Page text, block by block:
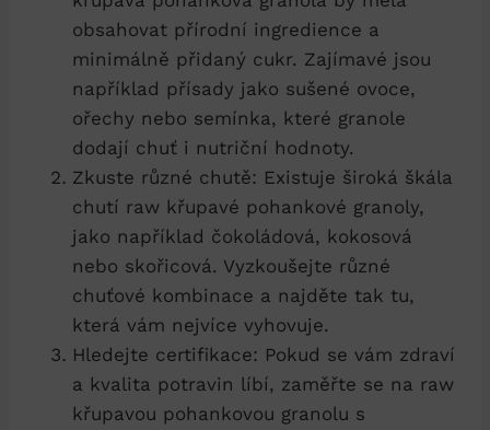
obsahovat přírodní ingredience a
minimálně přidaný cukr. Zajímavé jsou
například přísady jako sušené ovoce,
ořechy nebo semínka, které granole
dodají chuť i nutriční hodnoty.
Zkuste různé chutě: Existuje široká škála
chutí raw křupavé pohankové granoly,
jako například čokoládová, kokosová
nebo skořicová. Vyzkoušejte různé
chuťové kombinace a najděte tak tu,
která vám nejvíce vyhovuje.
Hledejte certifikace: Pokud se vám zdraví
a kvalita potravin líbí, zaměřte se na raw
křupavou pohankovou granolu s